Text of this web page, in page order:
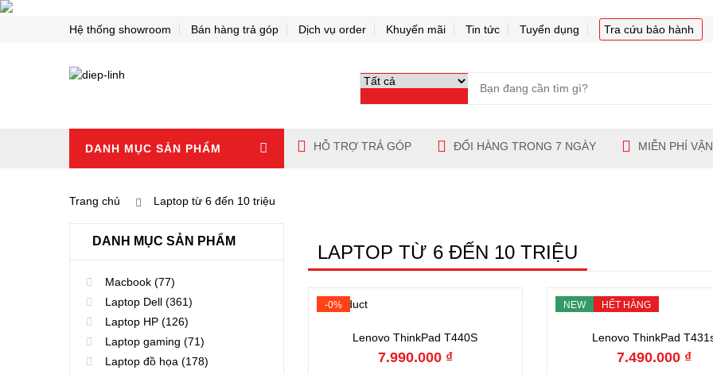
Hệ thống showroom Bán hàng trả góp Dịch vụ order Khuyến mãi Tin tức Tuyển dụng Tra cứu bảo hành
DANH MỤC SẢN PHẨM HỖ TRỢ TRẢ GÓP ĐỔI HÀNG TRONG 7 NGÀY MIỄN PHÍ
Trang chủ Laptop từ 6 đến 10 triệu
DANH MỤC SẢN PHẨM
Macbook (77)
Laptop Dell (361)
Laptop HP (126)
Laptop gaming (71)
Laptop đồ họa (178)
LAPTOP TỪ 6 ĐẾN 10 TRIỆU
Đặt hàng
-0%
Lenovo ThinkPad T440S
7.990.000 ₫
Hết hàng
NEW HẾT HÀNG
Lenovo ThinkPad
7.490.000 ₫